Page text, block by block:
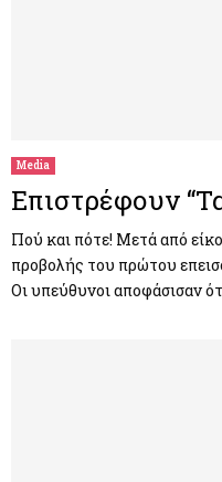
Media
Επιστρέφουν
Πού και πότε! Μετά από
προβολής του πρώτου
Οι υπεύθυνοι αποφάσισαν